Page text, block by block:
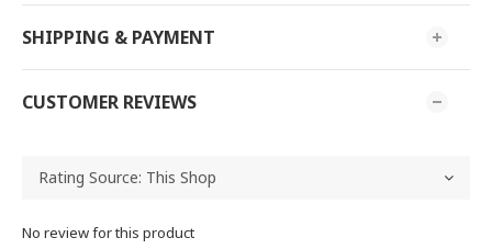
SHIPPING & PAYMENT
CUSTOMER REVIEWS
No review for this product